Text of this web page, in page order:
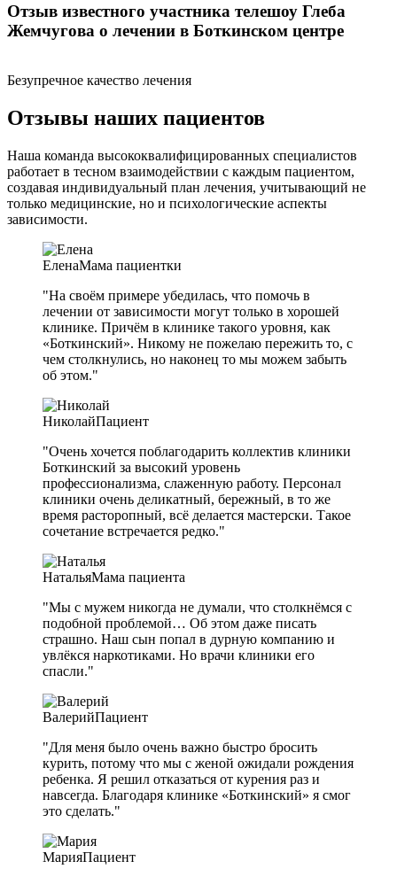
Отзыв известного участника телешоу Глеба
Жемчугова о лечении в Боткинском центре
Безупречное качество лечения
Отзывы наших пациентов
Наша команда высококвалифицированных специалистов
работает в тесном взаимодействии с каждым пациентом,
создавая индивидуальный план лечения, учитывающий не
только медицинские, но и психологические аспекты
зависимости.
ЕленаМама пациентки
"На своём примере убедилась, что помочь в
лечении от зависимости могут только в хорошей
клинике. Причём в клинике такого уровня, как
«Боткинский». Никому не пожелаю пережить то, с
чем столкнулись, но наконец то мы можем забыть
об этом."
НиколайПациент
"Очень хочется поблагодарить коллектив клиники
Боткинский за высокий уровень
профессионализма, слаженную работу. Персонал
клиники очень деликатный, бережный, в то же
время расторопный, всё делается мастерски. Такое
сочетание встречается редко."
НатальяМама пациента
"Мы с мужем никогда не думали, что столкнёмся с
подобной проблемой… Об этом даже писать
страшно. Наш сын попал в дурную компанию и
увлёкся наркотиками. Но врачи клиники его
спасли."
ВалерийПациент
"Для меня было очень важно быстро бросить
курить, потому что мы с женой ожидали рождения
ребенка. Я решил отказаться от курения раз и
навсегда. Благодаря клинике «Боткинский» я смог
это сделать."
МарияПациент